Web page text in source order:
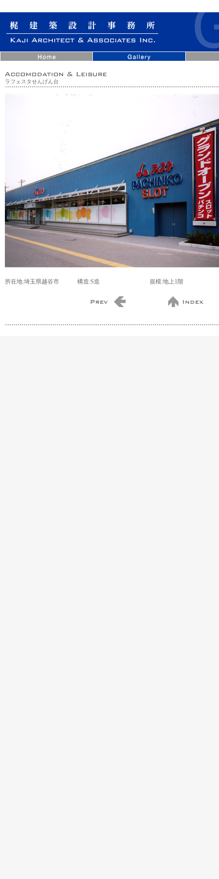
ラフェスタせんげん台
所在地:埼玉県越谷市 構造:S造 規模:地上1階